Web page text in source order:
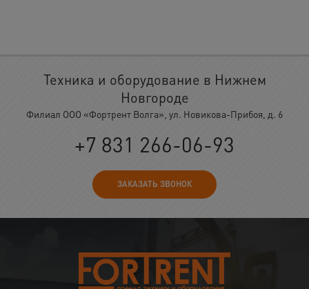
Техника и оборудование в Нижнем
Новгороде
Филиал ООО «Фортрент Волга», ул. Новикова-Прибоя, д. 6
+7 831 266-06-93
ЗАКАЗАТЬ ЗВОНОК